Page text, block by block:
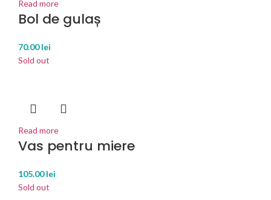
Read more
Bol de gulaș
70.00lei
Sold out
Read more
Vas pentru miere
105.00lei
Sold out